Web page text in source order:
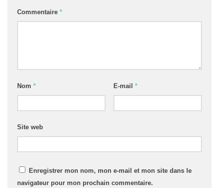
Commentaire *
Nom * E-mail *
Site web
Enregistrer mon nom, mon e-mail et mon site dans le
navigateur pour mon prochain commentaire.